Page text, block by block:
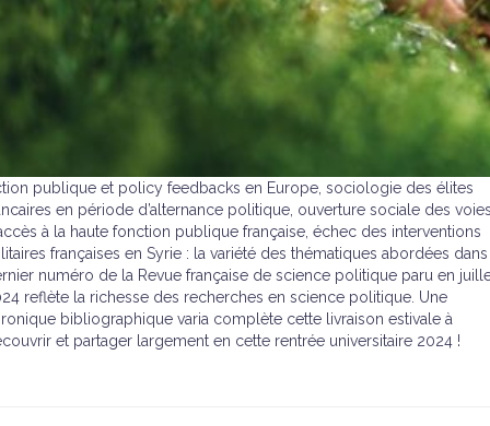
publique et policy feedbacks en Europe, sociologie des élites
en période d’alternance politique, ouverture sociale des
à la haute fonction publique française, échec des interventions
françaises en Syrie : la variété des thématiques abordées
numéro de la Revue française de science politique paru en
reflète la richesse des recherches en science politique. Une
bibliographique varia complète cette livraison estivale à
et partager largement en cette rentrée universitaire 2024 !